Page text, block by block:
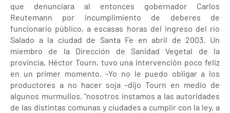
que denunciara al entonces gobernador Carlos
Reutemann por incumplimiento de deberes de
funcionario público, a escasas horas del ingreso del río
Salado a la ciudad de Santa Fe en abril de 2003. Un
miembro de la Dirección de Sanidad Vegetal de la
provincia, Héctor Tourn, tuvo una intervención poco feliz
en un primer momento. -Yo no le puedo obligar a los
productores a no hacer soja –dijo Tourn en medio de
algunos murmullos. “nosotros instamos a las autoridades
de las distintas comunas y ciudades a cumplir con la ley, a